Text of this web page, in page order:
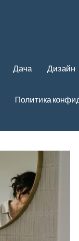
Дача Дизайн
Политика